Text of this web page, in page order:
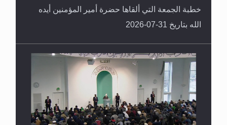
خطبة الجمعة التي ألقاها حضرة أمير المؤمنين أيده
الله بتاريخ 31-07-2026